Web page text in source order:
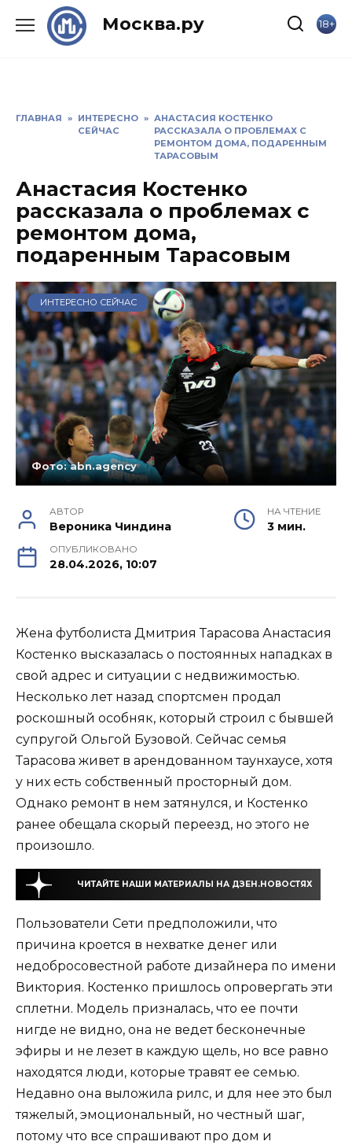
Москва.ру 18+
ГЛАВНАЯ » ИНТЕРЕСНО
СЕЙЧАС
» АНАСТАСИЯ КОСТЕНКО
РАССКАЗАЛА О ПРОБЛЕМАХ С
РЕМОНТОМ ДОМА, ПОДАРЕННЫМ
ТАРАСОВЫМ
Анастасия Костенко
рассказала о проблемах с
ремонтом дома,
подаренным Тарасовым
ИНТЕРЕСНО СЕЙЧАС
Фото: abn.agency
АВТОР
Вероника Чиндина
НА ЧТЕНИЕ
3 мин.
ОПУБЛИКОВАНО
28.04.2026, 10:07
Жена футболиста Дмитрия Тарасова Анастасия
Костенко высказалась о постоянных нападках в
свой адрес и ситуации с недвижимостью.
Несколько лет назад спортсмен продал
роскошный особняк, который строил с бывшей
супругой Ольгой Бузовой. Сейчас семья
Тарасова живет в арендованном таунхаусе, хотя
у них есть собственный просторный дом.
Однако ремонт в нем затянулся, и Костенко
ранее обещала скорый переезд, но этого не
произошло.
ЧИТАЙТЕ НАШИ МАТЕРИАЛЫ НА ДЗЕН.НОВОСТЯХ
Пользователи Сети предположили, что
причина кроется в нехватке денег или
недобросовестной работе дизайнера по имени
Виктория. Костенко пришлось опровергать эти
сплетни. Модель призналась, что ее почти
нигде не видно, она не ведет бесконечные
эфиры и не лезет в каждую щель, но все равно
находятся люди, которые травят ее семью.
Недавно она выложила рилс, и для нее это был
тяжелый, эмоциональный, но честный шаг,
потому что все спрашивают про дом и